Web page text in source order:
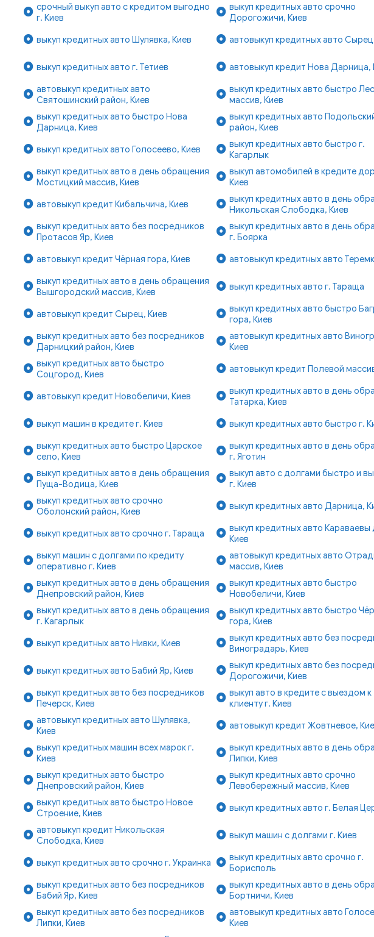
срочный выкуп авто с кредитом выгодно
г. Киев
выкуп кредитных авто срочно
Дорогожичи, Киев
выкуп кредитных авто Шулявка, Киев автовыкуп кредитных авто
выкуп кредитных авто г. Тетиев автовыкуп кредит Нова Дарница,
автовыкуп кредитных авто
Святошинский район, Киев
выкуп кредитных авто быстро
массив, Киев
выкуп кредитных авто быстро Нова
Дарница, Киев
выкуп кредитных авто
район, Киев
выкуп кредитных авто Голосеево, Киев
выкуп кредитных авто быстро г.
Кагарлык
выкуп кредитных авто в день обращения
Мостицкий массив, Киев
выкуп автомобилей в кредите
Киев
автовыкуп кредит Кибальчича, Киев
выкуп кредитных авто в день
Никольская Слободка, Киев
выкуп кредитных авто без посредников
Протасов Яр, Киев
выкуп кредитных авто в день
г. Боярка
автовыкуп кредит Чёрная гора, Киев
автовыкуп кредитных авто
выкуп кредитных авто в день обращения
Вышгородский массив, Киев
выкуп кредитных авто г. Тараща
автовыкуп кредит Сырец, Киев
выкуп кредитных авто быстро
гора, Киев
выкуп кредитных авто без посредников
Дарницкий район, Киев
автовыкуп кредитных авто
Киев
выкуп кредитных авто быстро
Соцгород, Киев
автовыкуп кредит Полевой
автовыкуп кредит Новобеличи, Киев
выкуп кредитных авто в день
Татарка, Киев
выкуп машин в кредите г. Киев
выкуп кредитных авто быстро г.
выкуп кредитных авто быстро Царское
село, Киев
выкуп кредитных авто в день
г. Яготин
выкуп кредитных авто в день обращения
Пуща-Водица, Киев
выкуп авто с долгами быстро и
г. Киев
выкуп кредитных авто срочно
Оболонский район, Киев
выкуп кредитных авто Дарница,
выкуп кредитных авто срочно г. Тараща
выкуп кредитных авто Караваевы
Киев
выкуп машин с долгами по кредиту
оперативно г. Киев
автовыкуп кредитных авто
массив, Киев
выкуп кредитных авто в день обращения
Днепровский район, Киев
выкуп кредитных авто быстро
Новобеличи, Киев
выкуп кредитных авто в день обращения
г. Кагарлык
выкуп кредитных авто быстро
гора, Киев
выкуп кредитных авто Нивки, Киев
выкуп кредитных авто без
Виноградарь, Киев
выкуп кредитных авто Бабий Яр, Киев
выкуп кредитных авто без
Дорогожичи, Киев
выкуп кредитных авто без посредников
Печерск, Киев
выкуп авто в кредите с выездом к
клиенту г. Киев
автовыкуп кредитных авто Шулявка,
Киев
автовыкуп кредит Жовтневое,
выкуп кредитных машин всех марок г.
Киев
выкуп кредитных авто в день
Липки, Киев
выкуп кредитных авто быстро
Днепровский район, Киев
выкуп кредитных авто срочно
Левобережный массив, Киев
выкуп кредитных авто быстро Новое
Строение, Киев
выкуп кредитных авто г. Белая
автовыкуп кредит Никольская
Слободка, Киев
выкуп машин с долгами г. Киев
выкуп кредитных авто срочно г. Украинка
выкуп кредитных авто срочно г.
Борисполь
выкуп кредитных авто без посредников
Бабий Яр, Киев
выкуп кредитных авто в день
Бортничи, Киев
выкуп кредитных авто без посредников
Липки, Киев
автовыкуп кредитных авто
Киев